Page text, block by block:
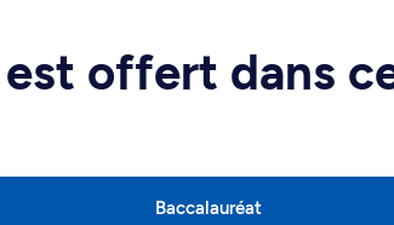
offert dans
Baccalauréat